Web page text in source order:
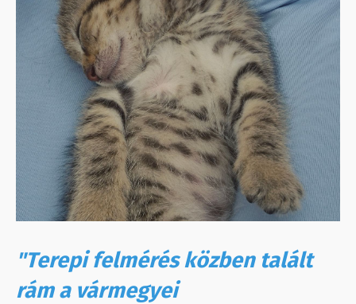
"Terepi felmérés közben talált
rám a vármegyei